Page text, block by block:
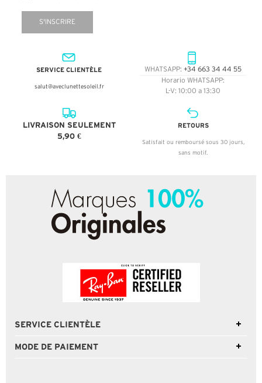
S'INSCRIRE
SERVICE CLIENTÈLE
salut@aveclunettesoleil.fr
WHATSAPP: +34 663 34 44 55
Horario WHATSAPP:
L-V: 10:00 a 13:30
LIVRAISON SEULEMENT
5,90 €
RETOURS
Satisfait ou remboursé sous 30 jours,
sans motif.
SERVICE CLIENTÈLE
MODE DE PAIEMENT